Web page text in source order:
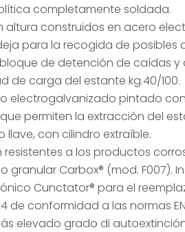
completamente soldada.
altura construidos en acero
para la recogida de posibles
de detención de caídas
de carga del estante kg.40/100.
electrogalvanizado pintado
permiten la extracción del
llave, con cilindro extraíble.
a los productos
granular Carbox® (mod.
Cunctator® para el
de conformidad a las normas
elevado grado di